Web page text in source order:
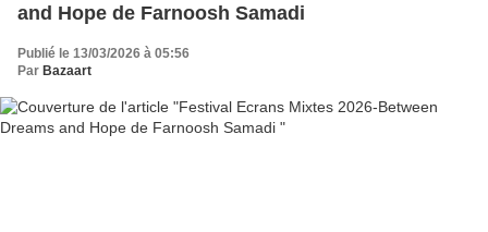
and Hope de Farnoosh Samadi
Publié le 13/03/2026 à 05:56
Par Bazaart